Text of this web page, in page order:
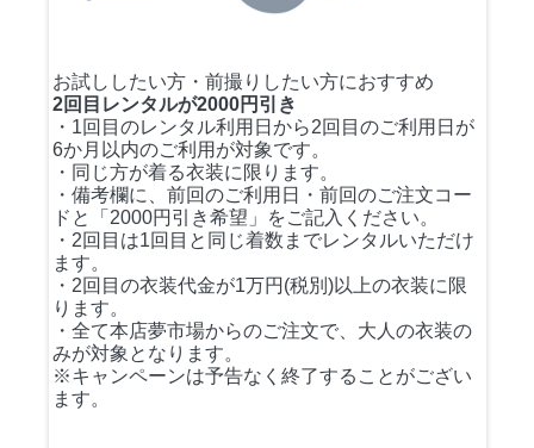
お試ししたい方・前撮りしたい方におすすめ
2回目レンタルが2000円引き
・1回目のレンタル利用日から2回目のご利用日が
6か月以内のご利用が対象です。
・同じ方が着る衣装に限ります。
・備考欄に、前回のご利用日・前回のご注文コー
ドと「2000円引き希望」をご記入ください。
・2回目は1回目と同じ着数までレンタルいただけ
ます。
・2回目の衣装代金が1万円(税別)以上の衣装に限
ります。
・全て本店夢市場からのご注文で、大人の衣装の
みが対象となります。
※キャンペーンは予告なく終了することがござい
ます。